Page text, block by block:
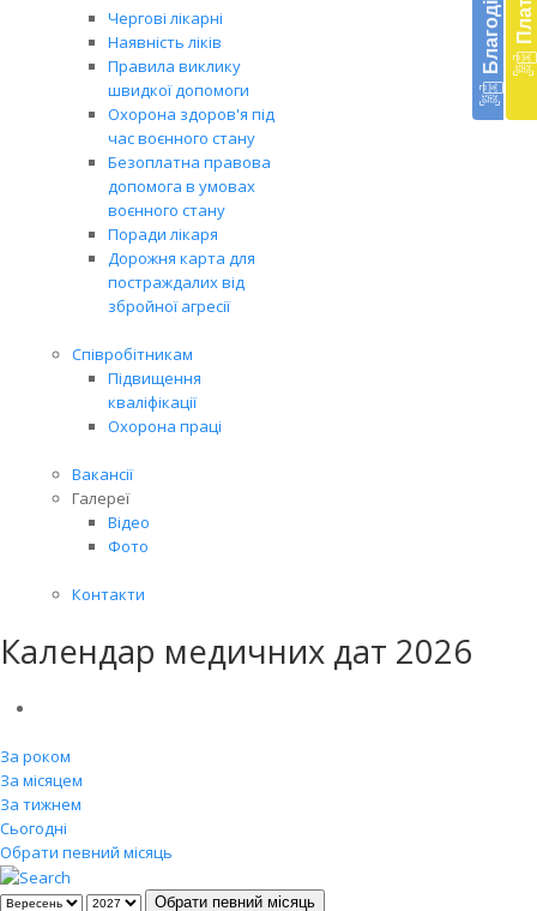
Чергові лікарні
Наявність ліків
Правила виклику
швидкої допомоги
Охорона здоров'я під
час воєнного стану
Безоплатна правова
допомога в умовах
воєнного стану
Поради лікаря
Дорожня карта для
постраждалих від
збройної агресії
Співробітникам
Підвищення
кваліфікації
Охорона праці
Вакансії
Галереї
Відео
Фото
Контакти
Календар медичних дат 2026
За роком
За місяцем
За тижнем
Сьогодні
Обрати певний місяць
Обрати певний місяць